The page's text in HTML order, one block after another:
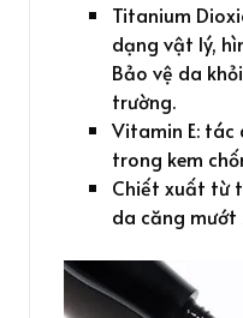
Titanium
dạng vật lý,
Bảo vệ da
trường.
Vitamin E: tác
trong kem
Chiết xuất từ
da căng mướt